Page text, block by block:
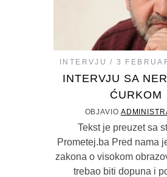
INTERVJU 3
INTERVJU SA
ĆURKOM
OBJAVIO
Tekst je preuzet sa
Prometej.ba Pred nama
zakona o visokom
trebao biti dopuna i